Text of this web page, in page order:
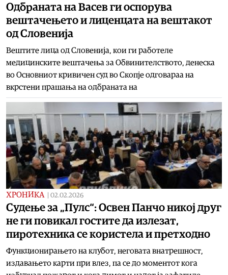
Одбраната на Васев ги оспорува
вештачењето и лиценцата на вештакот
од Словенија
Вештите лица од Словенија, кои ги работеле
медицинските вештачења за Обвинителството, денеска
во Основниот кривичен суд во Скопје одговараа на
вкрстени прашања на одбраната на
ХРОНИКА 02.02.2026
Судење за „Пулс“: Освен Панчо никој друг
не ги повикал гостите да излезат,
пиротехника се користела и претходно
Функционирањето на клубот, неговата внатрешност,
издавањето карти при влез, па се до моментот кога